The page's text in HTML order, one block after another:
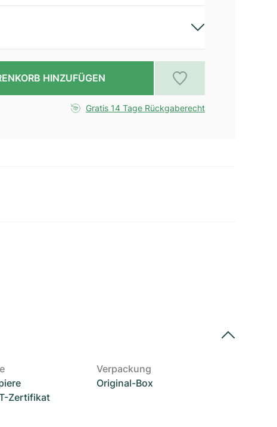
HINZUFÜGEN
Gratis 14 Tage Rückgaberecht
Zertifikat
Verpackung
Original-Box